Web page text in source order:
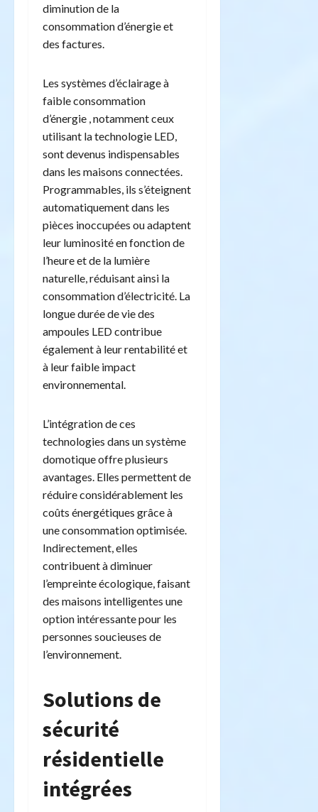
diminution de la
consommation d’énergie et
des factures.
Les systèmes d’éclairage à
faible consommation
d’énergie , notamment ceux
utilisant la technologie LED,
sont devenus indispensables
dans les maisons connectées.
Programmables, ils s’éteignent
automatiquement dans les
pièces inoccupées ou adaptent
leur luminosité en fonction de
l’heure et de la lumière
naturelle, réduisant ainsi la
consommation d’électricité. La
longue durée de vie des
ampoules LED contribue
également à leur rentabilité et
à leur faible impact
environnemental.
L’intégration de ces
technologies dans un système
domotique offre plusieurs
avantages. Elles permettent de
réduire considérablement les
coûts énergétiques grâce à
une consommation optimisée.
Indirectement, elles
contribuent à diminuer
l’empreinte écologique, faisant
des maisons intelligentes une
option intéressante pour les
personnes soucieuses de
l’environnement.
Solutions de
sécurité
résidentielle
intégrées